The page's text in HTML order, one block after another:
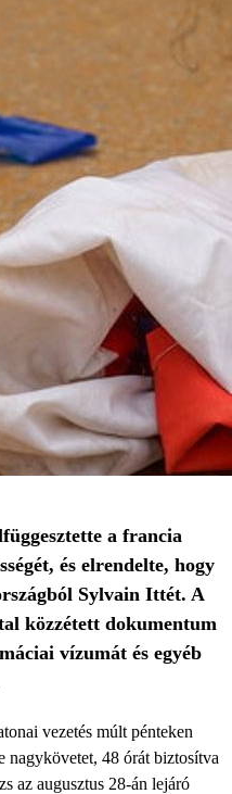
a francia
és elrendelte, hogy
Sylvain Ittét. A
közzétett dokumentum
vízumát és egyéb
vezetés múlt pénteken
nagykövetet, 48 órát biztosítva
az augusztus 28-án lejáró